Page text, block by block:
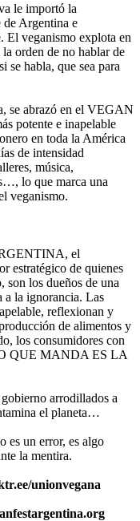
le importó la
de Argentina e
El veganismo explota en
orden de no hablar de
se habla, que sea para
se abrazó en el VEGAN
potente e inapelable
en toda la América
de intensidad
música,
lo que marca una
veganismo.
el
estratégico de quienes
son los dueños de una
a la ignorancia. Las
reflexionan y
de alimentos y
los consumidores con
QUE MANDA ES LA
arrodillados a
el planeta…
es un error, es algo
la mentira.
unionvegana